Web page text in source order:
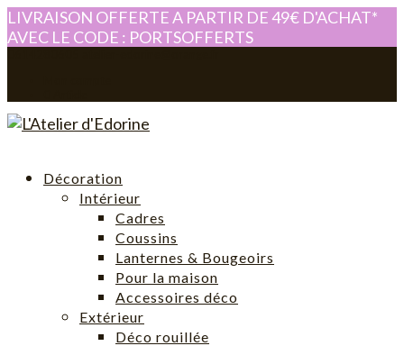
LIVRAISON OFFERTE A PARTIR DE 49€ D'ACHAT*
AVEC LE CODE : PORTSOFFERTS
Décoration
Intérieur
Cadres
Coussins
Lanternes & Bougeoirs
Pour la maison
Accessoires déco
Extérieur
Déco rouillée